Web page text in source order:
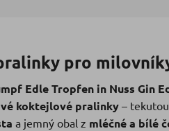
pro
Edle Tropfen in Nuss Gin
koktejlové pralinky–
a jemný obal z mléčné a bílé